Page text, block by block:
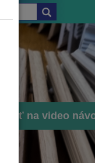
na video